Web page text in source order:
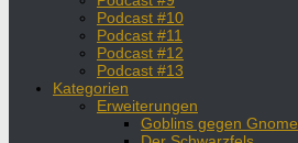
Podcast #10
Podcast #11
Podcast #12
Podcast #13
Kategorien
Erweiterungen
Goblins gegen Gnome